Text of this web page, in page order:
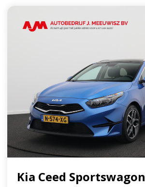
Kia Ceed Sportswagon